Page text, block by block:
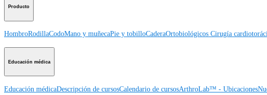
Producto
HombroRodillaCodoMano y muñecaPie y tobilloCaderaOrtobiológicos Cirugía
Educación médica
Educación médicaDescripción de cursosCalendario de cursosArthroLab™ - Ubicaciones